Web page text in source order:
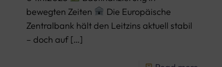
bewegten Zeiten
Die Europäische
Zentralbank hält den Leitzins aktuell stabil
– doch auf […]